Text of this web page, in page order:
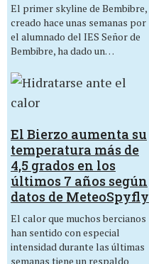
El primer skyline de Bembibre,
creado hace unas semanas por
el alumnado del IES Señor de
Bembibre, ha dado un…
El Bierzo aumenta su
temperatura más de
4,5 grados en los
últimos 7 años según
datos de MeteoSpyfly
El calor que muchos bercianos
han sentido con especial
intensidad durante las últimas
semanas tiene un respaldo